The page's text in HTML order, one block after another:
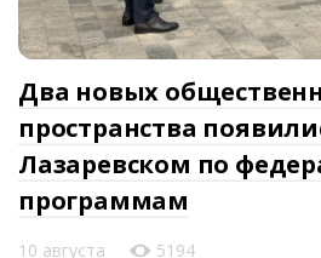
Два новых
пространства
Лазаревском по
программам
10 августа 5194